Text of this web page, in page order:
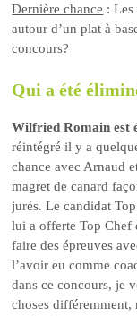
Dernière chance :
autour d’un plat à
concours?
Qui a été
Wilfried Romain est
réintégré il y a
chance avec Arnaud
magret de canard
jurés. Le candidat
lui a offerte Top Chef
faire des épreuves
l’avoir eu comme
dans ce concours, je
choses différemment,